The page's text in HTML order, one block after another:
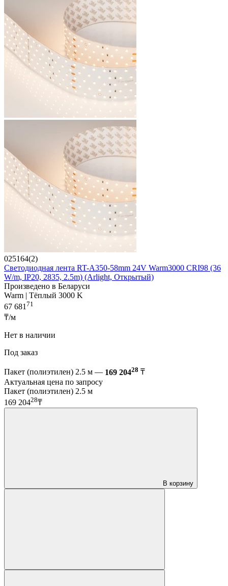
025164(2)
Светодиодная лента RT-A350-58mm 24V Warm3000 CRI98 (36
W/m, IP20, 2835, 2.5m) (Arlight, Открытый)
Произведено в Беларуси
Warm | Тёплый 3000 K
67 68171
₸/м
Нет в наличии
Под заказ
Пакет (полиэтилен) 2.5 м — 169 20428 ₸
Актуальная цена по запросу
Пакет (полиэтилен) 2.5 м
169 20428₸
В корзину